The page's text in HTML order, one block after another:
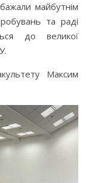
майбутнім
та раді
до великої
Максим